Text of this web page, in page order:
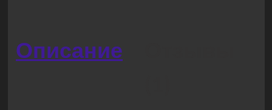
Описание